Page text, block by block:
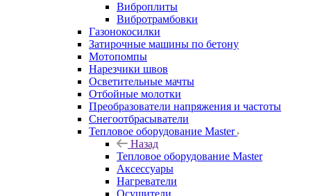
Виброплиты
Вибротрамбовки
Газонокосилки
Затирочные машины по бетону
Мотопомпы
Нарезчики швов
Осветительные мачты
Отбойные молотки
Преобразователи напряжения и частоты
Снегоотбрасыватели
Тепловое оборудование Master
Назад
Тепловое оборудование Master
Аксессуары
Нагреватели
Осушители